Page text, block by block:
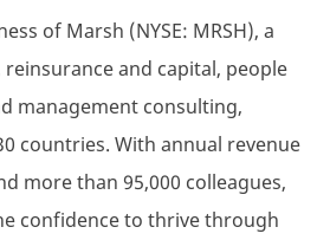
of Marsh (NYSE: MRSH), a
and capital, people
management consulting,
countries. With annual revenue
more than 95,000 colleagues,
confidence to thrive through